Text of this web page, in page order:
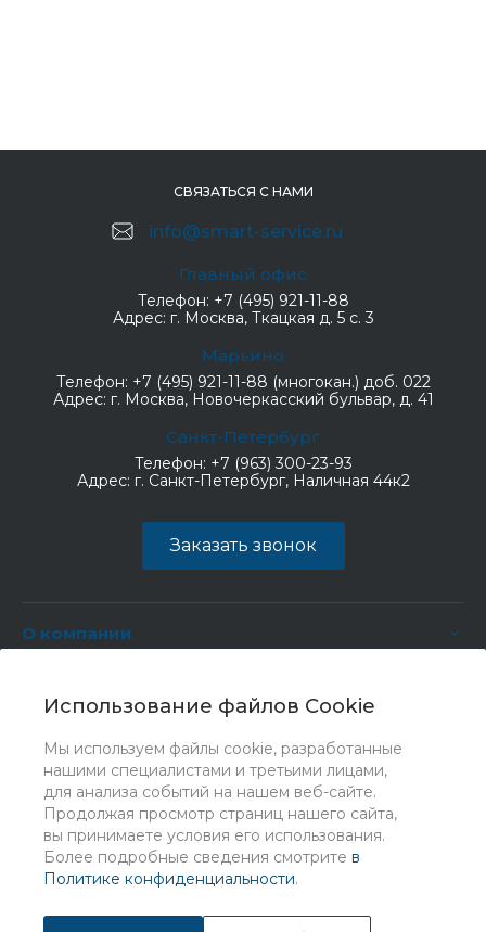
Использование файлов Cookie
Мы используем файлы cookie, разработанные
нашими специалистами и третьими лицами,
для анализа событий на нашем веб-сайте.
Продолжая просмотр страниц нашего сайта,
вы принимаете условия его использования.
Более подробные сведения смотрите в
Политике конфиденциальности.
СВЯЗАТЬСЯ С НАМИ
info@smart-service.ru
Главный офис
Телефон: +7 (495) 921-11-88
Адрес: г. Москва, Ткацкая д. 5 с. 3
Марьино
Телефон: +7 (495) 921-11-88 (многокан.) доб. 022
Адрес: г. Москва, Новочеркасский бульвар, д. 41
Санкт-Петербург
Телефон: +7 (963) 300-23-93
Адрес: г. Санкт-Петербург, Наличная 44к2
Заказать звонок
О компании
Услуги